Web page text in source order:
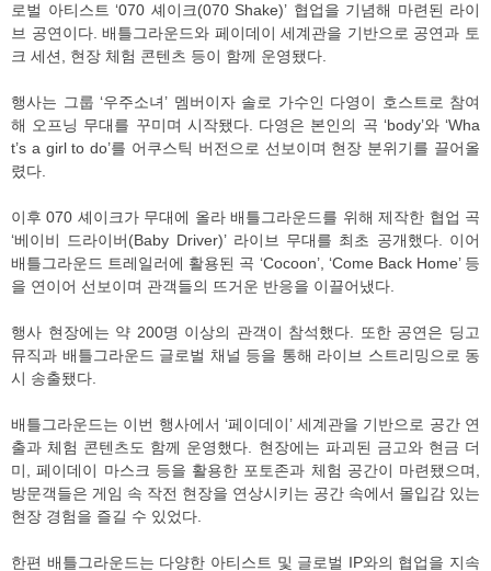
로벌 아티스트 ‘070 셰이크(070 Shake)’ 협업을 기념해 마련된 라이
브 공연이다. 배틀그라운드와 페이데이 세계관을 기반으로 공연과 토
크 세션, 현장 체험 콘텐츠 등이 함께 운영됐다.
행사는 그룹 ‘우주소녀’ 멤버이자 솔로 가수인 다영이 호스트로 참여
해 오프닝 무대를 꾸미며 시작됐다. 다영은 본인의 곡 ‘body’와 ‘Wha
t’s a girl to do’를 어쿠스틱 버전으로 선보이며 현장 분위기를 끌어올
렸다.
이후 070 셰이크가 무대에 올라 배틀그라운드를 위해 제작한 협업 곡
‘베이비 드라이버(Baby Driver)’ 라이브 무대를 최초 공개했다. 이어
배틀그라운드 트레일러에 활용된 곡 ‘Cocoon’, ‘Come Back Home’ 등
을 연이어 선보이며 관객들의 뜨거운 반응을 이끌어냈다.
행사 현장에는 약 200명 이상의 관객이 참석했다. 또한 공연은 딩고
뮤직과 배틀그라운드 글로벌 채널 등을 통해 라이브 스트리밍으로 동
시 송출됐다.
배틀그라운드는 이번 행사에서 ‘페이데이’ 세계관을 기반으로 공간 연
출과 체험 콘텐츠도 함께 운영했다. 현장에는 파괴된 금고와 현금 더
미, 페이데이 마스크 등을 활용한 포토존과 체험 공간이 마련됐으며,
방문객들은 게임 속 작전 현장을 연상시키는 공간 속에서 몰입감 있는
현장 경험을 즐길 수 있었다.
한편 배틀그라운드는 다양한 아티스트 및 글로벌 IP와의 협업을 지속